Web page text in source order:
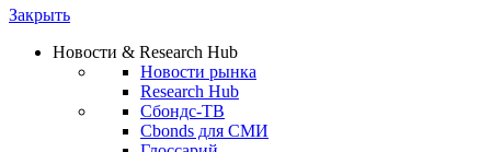
Закрыть
Новости & Research Hub
Новости рынка
Research Hub
Сбондс-ТВ
Cbonds для СМИ